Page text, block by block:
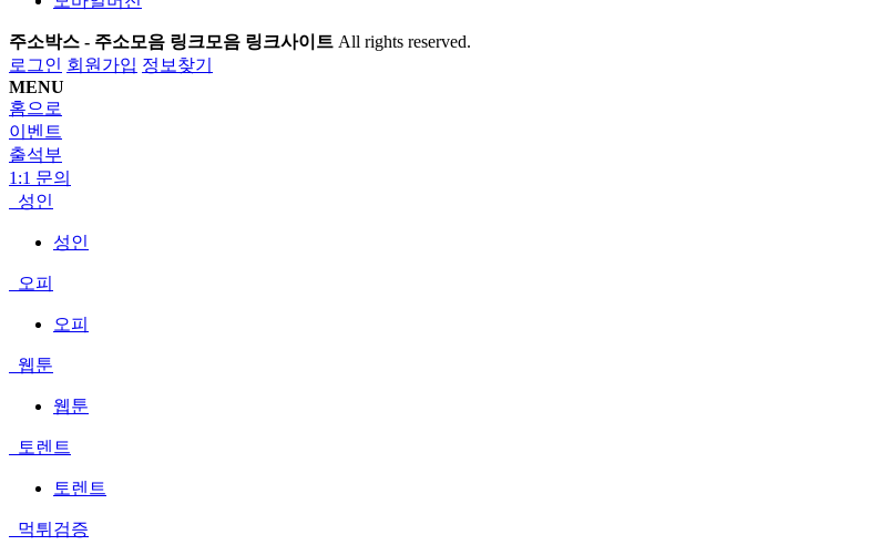
주소박스 - 주소모음 링크모음 링크사이트 All rights reserved.
로그인 회원가입 정보찾기
MENU
홈으로
이벤트
출석부
1:1 문의
성인
성인
오피
오피
웹툰
웹툰
토렌트
토렌트
먹튀검증